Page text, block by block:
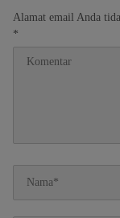
Alamat email Anda
*